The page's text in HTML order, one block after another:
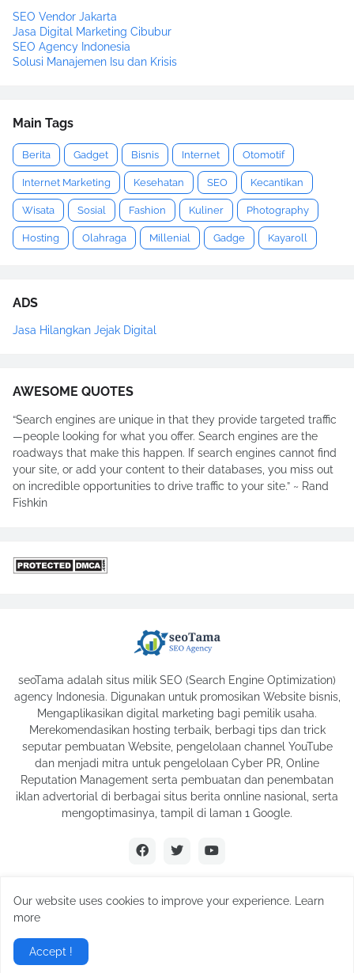
SEO Vendor Jakarta
Jasa Digital Marketing Cibubur
SEO Agency Indonesia
Solusi Manajemen Isu dan Krisis
Main Tags
Berita Gadget Bisnis Internet Otomotif
Internet Marketing Kesehatan SEO Kecantikan
Wisata Sosial Fashion Kuliner Photography
Hosting Olahraga Millenial Gadge Kayaroll
ADS
Jasa Hilangkan Jejak Digital
AWESOME QUOTES
“Search engines are unique in that they provide targeted traffic
—people looking for what you offer. Search engines are the
roadways that make this happen. If search engines cannot find
your site, or add your content to their databases, you miss out
on incredible opportunities to drive traffic to your site.” ~ Rand
Fishkin
seoTama adalah situs milik SEO (Search Engine Optimization)
agency Indonesia. Digunakan untuk promosikan Website bisnis,
Mengaplikasikan digital marketing bagi pemilik usaha.
Merekomendasikan hosting terbaik, berbagi tips dan trick
seputar pembuatan Website, pengelolaan channel YouTube
dan menjadi mitra untuk pengelolaan Cyber PR, Online
Reputation Management serta pembuatan dan penembatan
iklan advertorial di berbagai situs berita onnline nasional, serta
mengoptimasinya, tampil di laman 1 Google.
Copyright © 2026
Our website uses cookies to improve your experience. Learn
more
Accept !